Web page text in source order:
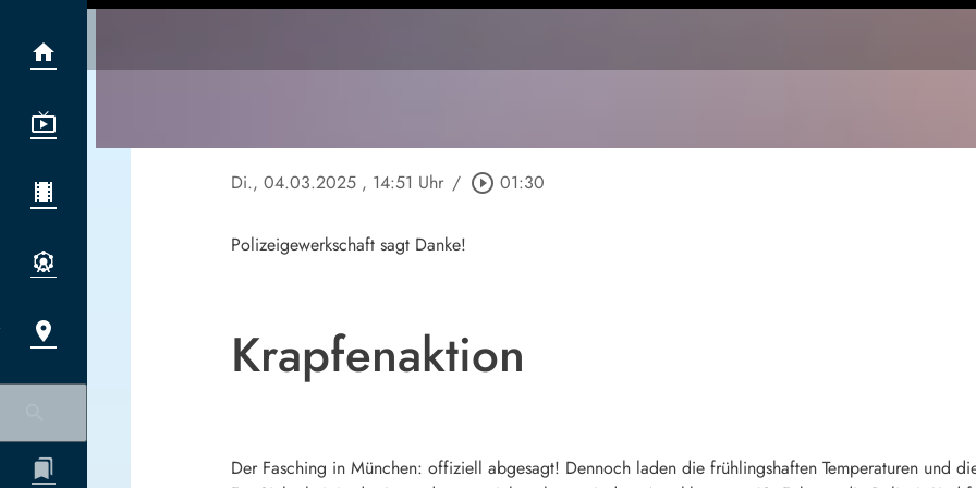
Di., 04.03.2025 , 14:51 Uhr / play_circle_outline 01:30
Polizeigewerkschaft sagt Danke!
Krapfenaktion
Der Fasching in München: offiziell abgesagt! Dennoch laden die frühlingshaften Temperaturen und